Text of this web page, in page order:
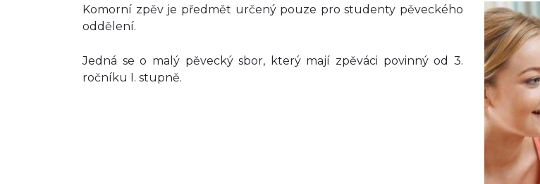
Komorní zpěv je předmět určený pouze pro studenty pěveckého
oddělení.
Jedná se o malý pěvecký sbor, který mají zpěváci povinný od 3.
ročníku I. stupně.